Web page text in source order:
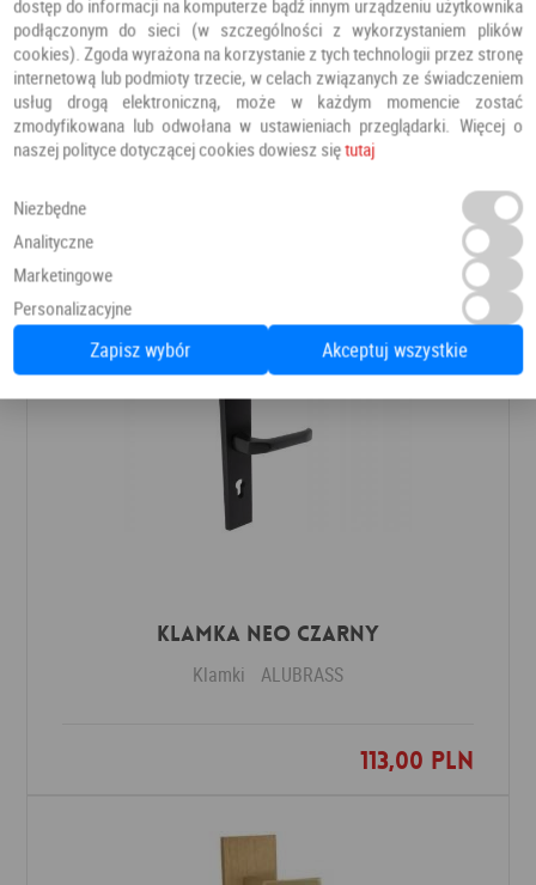
Klamka GAŁKO GAŁKA stal nierdzewna okrągła
Klamki ALUBRASS
132,00 PLN
Klamka NEO czarny
Klamki ALUBRASS
113,00 PLN
Dodaj do ulubionych
dostęp do informacji na komputerze bądź innym urządzeniu użytkownika
podłączonym do sieci (w szczególności z wykorzystaniem plików
cookies). Zgoda wyrażona na korzystanie z tych technologii przez stronę
internetową lub podmioty trzecie, w celach związanych ze świadczeniem
usług drogą elektroniczną, może w każdym momencie zostać
zmodyfikowana lub odwołana w ustawieniach przeglądarki. Więcej o
naszej polityce dotyczącej cookies dowiesz siętutaj
Niezbędne
Analityczne
Marketingowe
Personalizacyjne
Zapisz wybór Akceptuj wszystkie